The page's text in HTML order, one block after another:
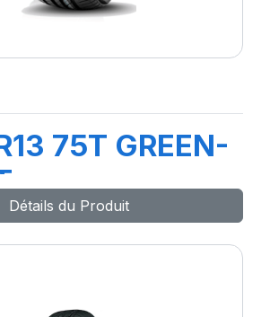
75T GREEN-
Détails du Produit